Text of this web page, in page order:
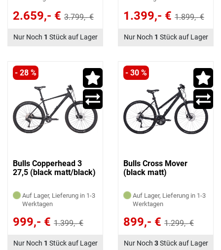
2.659,- € 3.799,- €
Nur Noch 1 Stück auf Lager
1.399,- € 1.899,- €
Nur Noch 1 Stück auf Lager
- 28 %
Bulls Copperhead 3
27,5 (black matt/black)
Auf Lager, Lieferung in 1-3
Werktagen
999,- € 1.399,- €
Nur Noch 1 Stück auf Lager
- 30 %
Bulls Cross Mover
(black matt)
Auf Lager, Lieferung in 1-3
Werktagen
899,- € 1.299,- €
Nur Noch 3Stück auf Lager